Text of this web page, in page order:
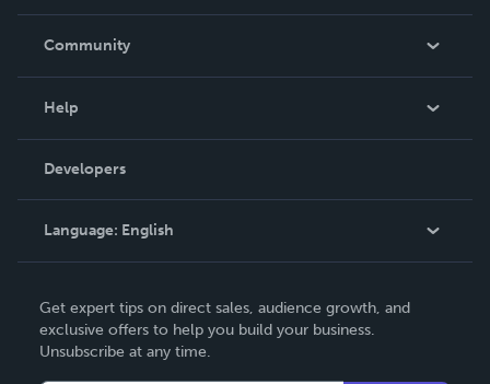
In The News
Community
Podcast
Help
Order Lookup
Knowledge Base
Contact Support
Developers
Language: English
Deutsch
Français
Get expert tips on direct sales, audience growth, and
exclusive offers to help you build your business.
Unsubscribe at any time.